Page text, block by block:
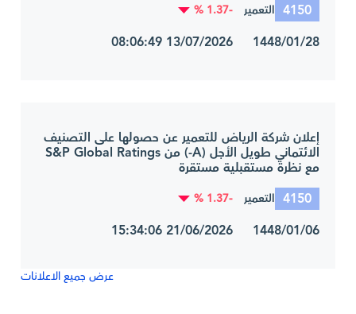
4150 التعمير -1.37 %
1448/01/28 13/07/2026 08:06:49
إعلان شركة الرياض للتعمير عن حصولها على التصنيف
الائتماني طويل الأجل (A-) من S&P Global Ratings
مع نظرة مستقبلية مستقرة
4150 التعمير -1.37 %
1448/01/06 21/06/2026 15:34:06
عرض جميع الاعلانات